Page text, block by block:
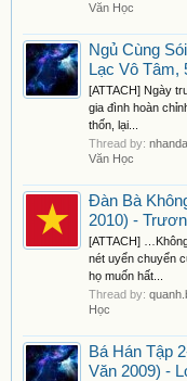
Văn Học
Ngủ Cùng
Lạc Vô Tâm,
[ATTACH] Ngày
gia đình hoàn
thốn, lại...
Thread by:
Văn Học
Đàn Bà
2010) -
[ATTACH]
nét uyển chuyển
họ muốn hất...
Thread by:
Học
Bá Hán Tập
Văn 2009) -